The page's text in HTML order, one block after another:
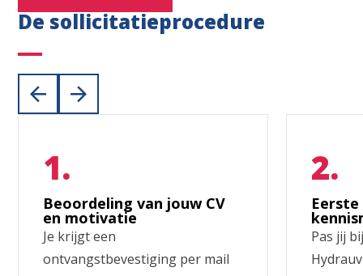
De sollicitatieprocedure
Beoordeling van jouw CV
en motivatie
Je krijgt een
ontvangstbevestiging per mail
Eerste
Pas jij